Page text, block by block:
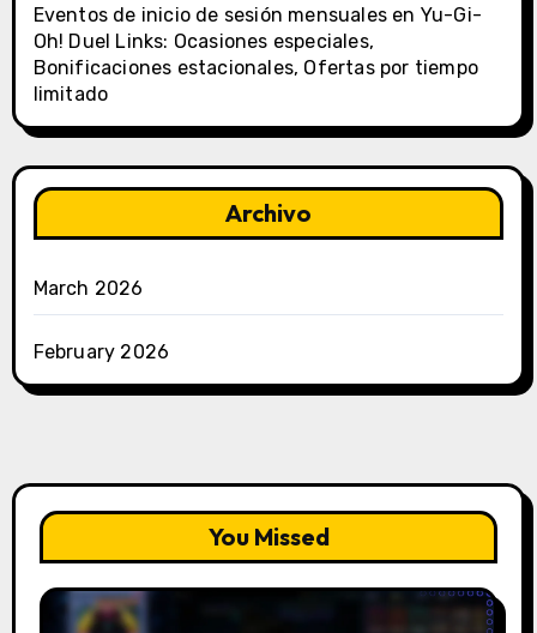
Eventos de inicio de sesión mensuales en Yu-Gi-
Oh! Duel Links: Ocasiones especiales,
Bonificaciones estacionales, Ofertas por tiempo
limitado
Archivo
March 2026
February 2026
You Missed